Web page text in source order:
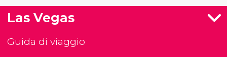
Las Vegas
Guida di viaggio